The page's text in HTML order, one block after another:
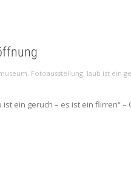
, Fotoausstellung, laub ist ein
ein geruch – es ist ein flirren“ –